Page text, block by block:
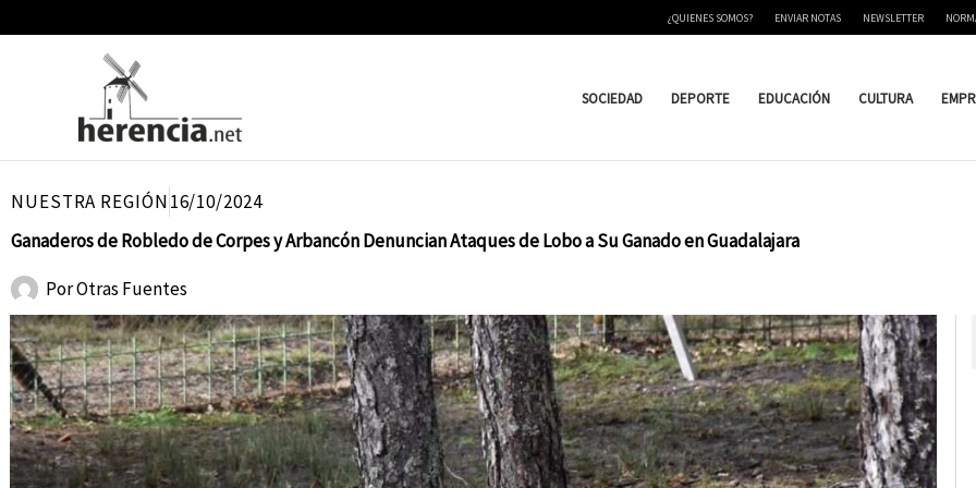
¿QUIENES SOMOS? ENVIAR NOTAS NEWSLETTER
SOCIEDAD DEPORTE EDUCACIÓN CULTURA
NUESTRA REGIÓN16/10/2024
Ganaderos de Robledo de Corpes y Arbancón Denuncian Ataques de Lobo a Su Ganado en Guadalajara
PorOtras Fuentes